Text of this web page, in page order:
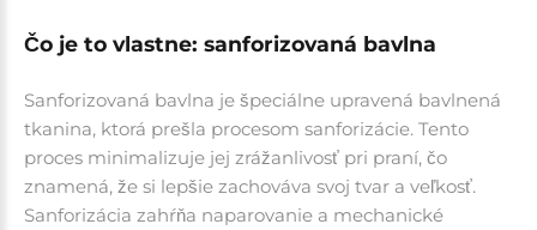
Čo je to vlastne: sanforizovaná bavlna
Sanforizovaná bavlna je špeciálne upravená bavlnená
tkanina, ktorá prešla procesom sanforizácie. Tento
proces minimalizuje jej zrážanlivosť pri praní, čo
znamená, že si lepšie zachováva svoj tvar a veľkosť.
Sanforizácia zahŕňa naparovanie a mechanické